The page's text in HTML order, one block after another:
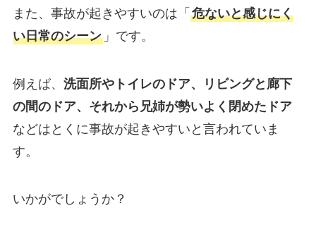
また、事故が起きやすいのは「 危ないと感じにく
い日常のシーン」です。
例えば、 洗面所やトイレのドア、リビングと廊下
の間のドア、それから兄姉が勢いよく閉めたドア
などはとくに事故が起きやすいと言われていま
す。
いかがでしょうか？